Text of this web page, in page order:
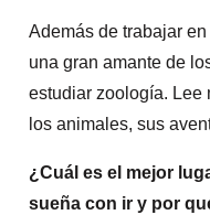
Además de trabajar
una gran amante de
estudiar zoología. Lee
los animales, sus
¿Cuál es el mejor
sueña con ir y por